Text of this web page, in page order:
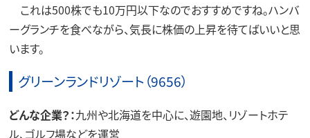
これは500株でも10万円以下なのでおすすめですね。ハンバ
ーグランチを食べながら、気長に株価の上昇を待てばいいと思
います。
グリーンランドリゾート（9656）
どんな企業？：九州や北海道を中心に、遊園地、リゾートホテ
ル、ゴルフ場などを運営